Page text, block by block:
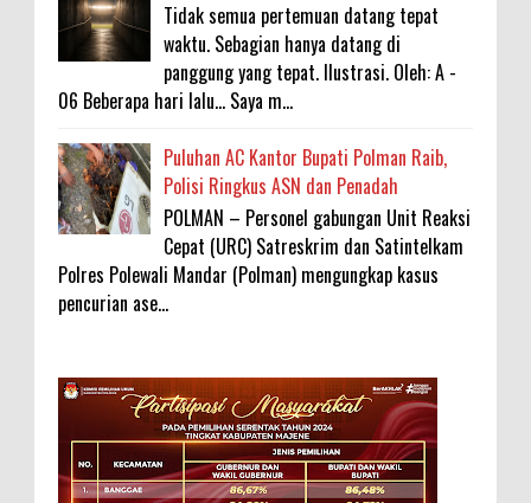
Tidak semua pertemuan datang tepat
waktu. Sebagian hanya datang di
panggung yang tepat. Ilustrasi. Oleh: A -
06 Beberapa hari lalu... Saya m...
Puluhan AC Kantor Bupati Polman Raib,
Polisi Ringkus ASN dan Penadah
POLMAN – Personel gabungan Unit Reaksi
Cepat (URC) Satreskrim dan Satintelkam
Polres Polewali Mandar (Polman) mengungkap kasus
pencurian ase...